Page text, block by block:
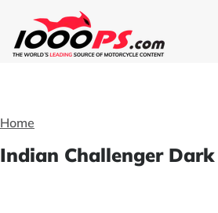
Home
Indian Challenger